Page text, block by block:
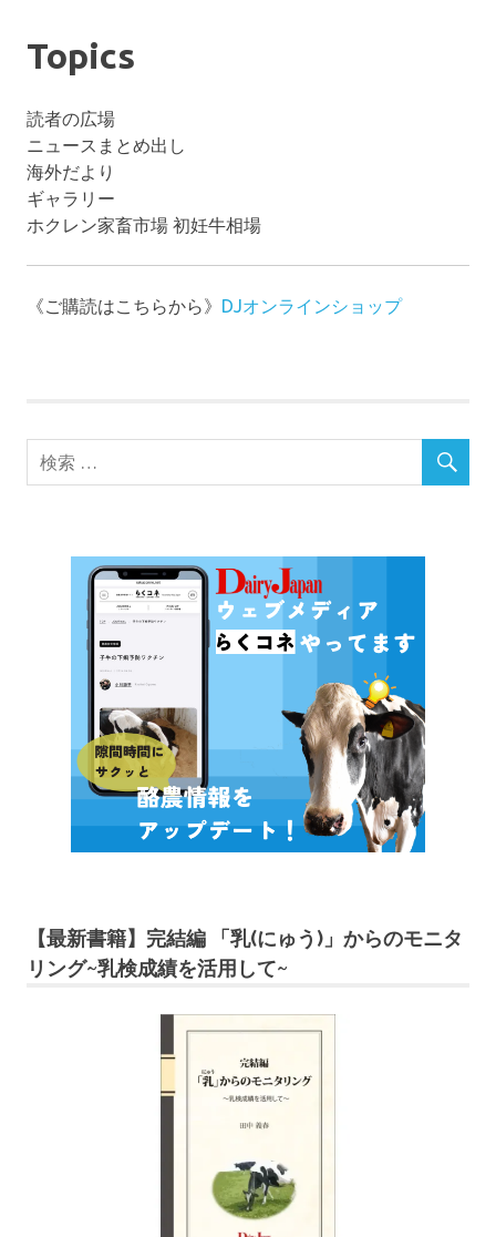
Topics
読者の広場
ニュースまとめ出し
海外だより
ギャラリー
ホクレン家畜市場 初妊牛相場
《ご購読はこちらから》 DJオンラインショップ
【最新書籍】完結編 「乳(にゅう)」からのモニタ
リング~乳検成績を活用して~